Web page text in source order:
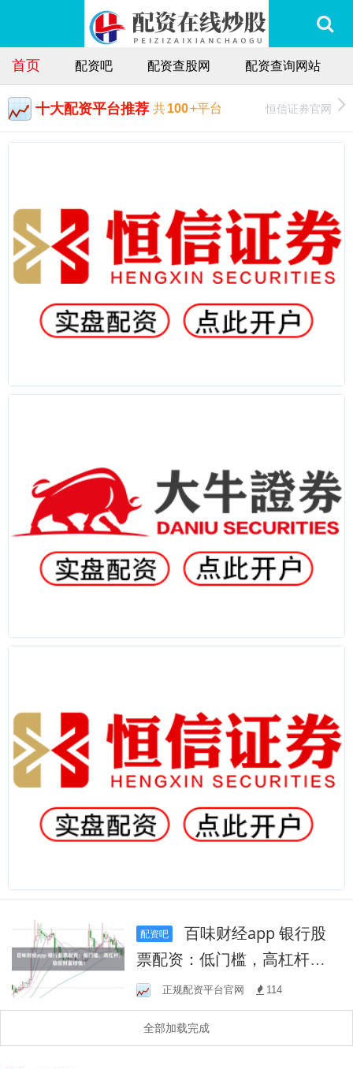
首页 配资吧 配资查股网 配资查询网站
十大配资平台推荐 共100+平台 恒信证券官网
配资吧
百味财经app 银行股
票配资：低门槛，高杠杆，
助您财富增值！
正规配资平台官网 114
全部加载完成